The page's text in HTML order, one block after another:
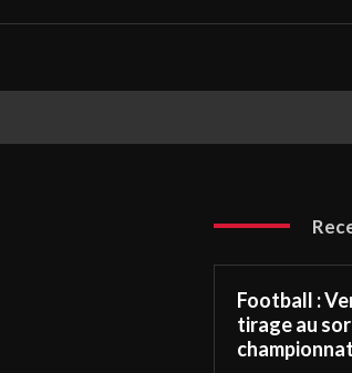
Football :
tirage au